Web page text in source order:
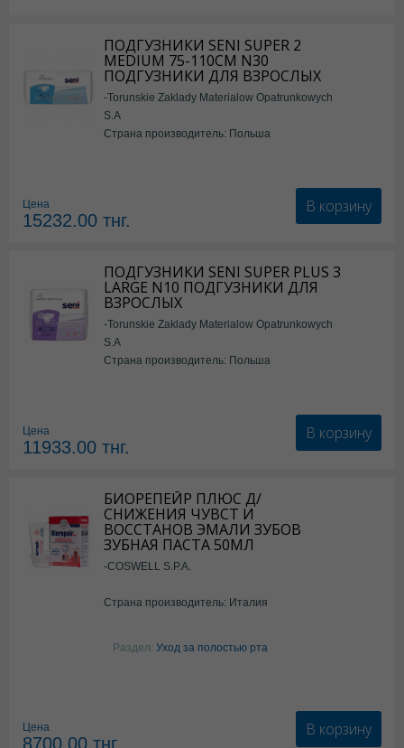
ПОДГУЗНИКИ SENI SUPER 2
MEDIUM 75-110СМ N30
ПОДГУЗНИКИ ДЛЯ ВЗРОСЛЫХ
-Torunskie Zaklady Materialow Opatrunkowych
S.A
Страна производитель: Польша
Цена
15232.00 тнг.
В корзину
ПОДГУЗНИКИ SENI SUPER PLUS 3
LARGE N10 ПОДГУЗНИКИ ДЛЯ
ВЗРОСЛЫХ
-Torunskie Zaklady Materialow Opatrunkowych
S.A
Страна производитель: Польша
Цена
11933.00 тнг.
В корзину
БИОРЕПЕЙР ПЛЮС Д/
СНИЖЕНИЯ ЧУВСТ И
ВОССТАНОВ ЭМАЛИ ЗУБОВ
ЗУБНАЯ ПАСТА 50МЛ
-COSWELL S.P.A.
Страна производитель: Италия
Раздел: Уход за полостью рта
Цена
8700.00 тнг.
В корзину